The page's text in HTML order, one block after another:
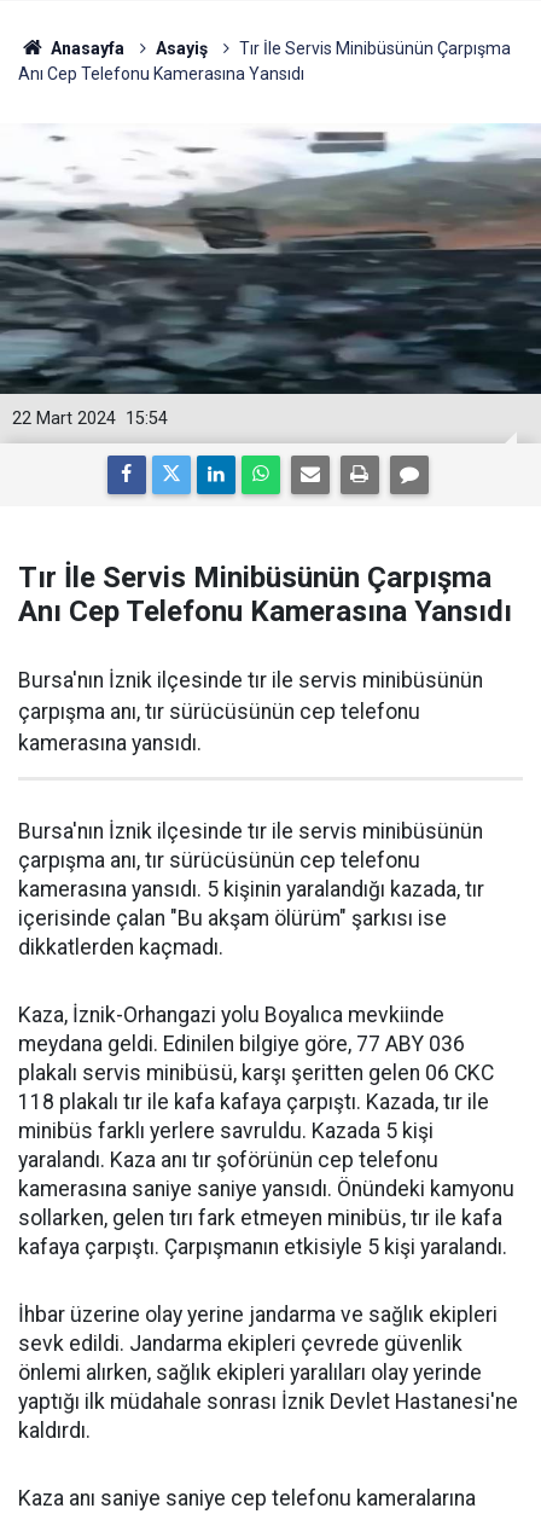
Anasayfa Asayiş
Tır İle Servis Minibüsünün Çarpışma
Anı Cep Telefonu Kamerasına Yansıdı
15:54
22 Mart 2024
Tır İle Servis Minibüsünün Çarpışma
Anı Cep Telefonu Kamerasına Yansıdı
Bursa'nın İznik ilçesinde tır ile servis minibüsünün
çarpışma anı, tır sürücüsünün cep telefonu
kamerasına yansıdı.
Bursa'nın İznik ilçesinde tır ile servis minibüsünün
çarpışma anı, tır sürücüsünün cep telefonu
kamerasına yansıdı. 5 kişinin yaralandığı kazada, tır
içerisinde çalan "Bu akşam ölürüm" şarkısı ise
dikkatlerden kaçmadı.
Kaza, İznik-Orhangazi yolu Boyalıca mevkiinde
meydana geldi. Edinilen bilgiye göre, 77 ABY 036
plakalı servis minibüsü, karşı şeritten gelen 06 CKC
118 plakalı tır ile kafa kafaya çarpıştı. Kazada, tır ile
minibüs farklı yerlere savruldu. Kazada 5 kişi
yaralandı. Kaza anı tır şoförünün cep telefonu
kamerasına saniye saniye yansıdı. Önündeki kamyonu
sollarken, gelen tırı fark etmeyen minibüs, tır ile kafa
kafaya çarpıştı. Çarpışmanın etkisiyle 5 kişi yaralandı.
İhbar üzerine olay yerine jandarma ve sağlık ekipleri
sevk edildi. Jandarma ekipleri çevrede güvenlik
önlemi alırken, sağlık ekipleri yaralıları olay yerinde
yaptığı ilk müdahale sonrası İznik Devlet Hastanesi'ne
kaldırdı.
Kaza anı saniye saniye cep telefonu kameralarına